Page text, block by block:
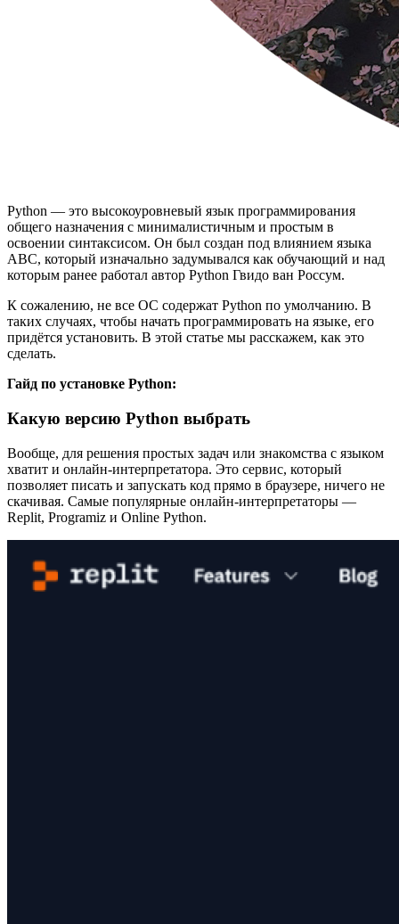
Python — это высокоуровневый язык программирования
общего назначения с минималистичным и простым в
освоении синтаксисом. Он был создан под влиянием языка
ABC, который изначально задумывался как обучающий и над
которым ранее работал автор Python Гвидо ван Россум.
К сожалению, не все ОС содержат Python по умолчанию. В
таких случаях, чтобы начать программировать на языке, его
придётся установить. В этой статье мы расскажем, как это
сделать.
Гайд по установке Python:
Какую версию Python выбрать
Вообще, для решения простых задач или знакомства с языком
хватит и онлайн-интерпретатора. Это сервис, который
позволяет писать и запускать код прямо в браузере, ничего не
скачивая. Самые популярные онлайн-интерпретаторы —
Replit, Programiz и Online Python.